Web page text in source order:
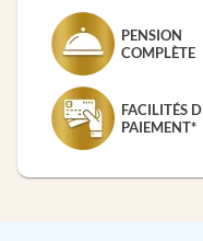
PENSION
COMPLÈTE
FACILITÉS
PAIEMENT*